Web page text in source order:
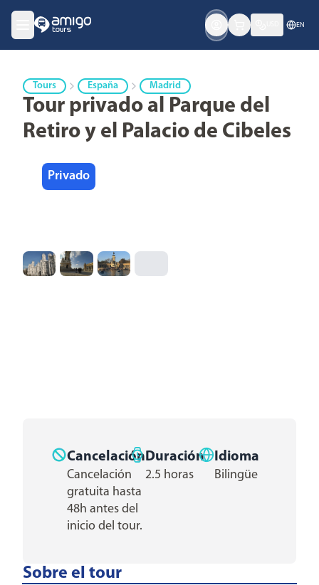
EN
Tours España Madrid
Tour privado al Parque del
Retiro y el Palacio de Cibeles
Privado
Cancelación
Cancelación
gratuita hasta
48h antes del
inicio del tour.
Duración
2.5 horas
Idioma
Bilingüe
Sobre el tour